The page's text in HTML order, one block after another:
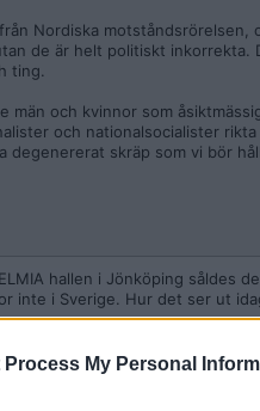
Process My Personal
Nordiska motståndsrörelsen,
de är helt politiskt inkorrekta.
ting.
och kvinnor som
och nationalsocialister
degenererat skräp som vi bör
hallen i Jönköping såldes
inte i Sverige. Hur det ser ut